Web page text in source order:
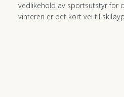
vedlikehold av sportsutstyr for
vinteren er det kort vei til